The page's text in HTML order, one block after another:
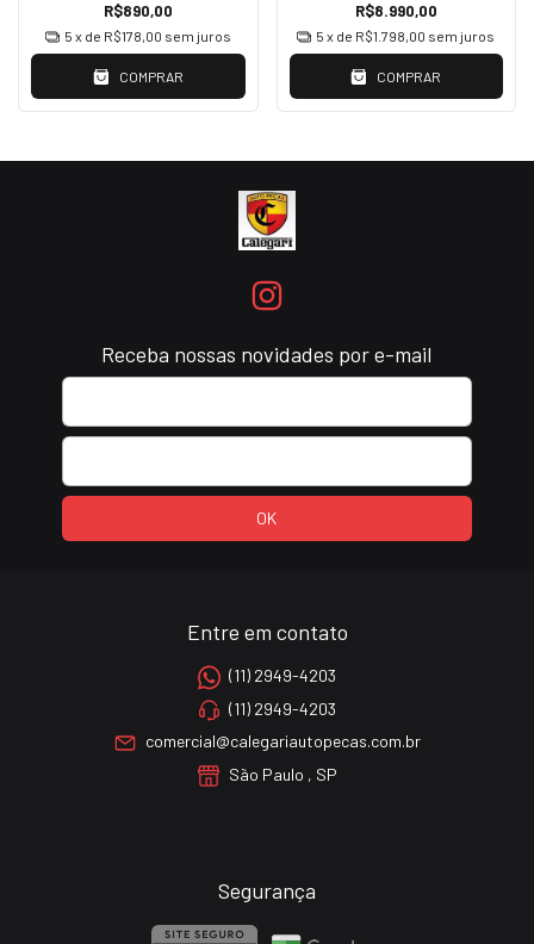
R$890,00
5 x de R$178,00 sem juros
COMPRAR
R$8.990,00
5 x de R$1.798,00 sem juros
COMPRAR
Receba nossas novidades por e-mail
Entre em contato
(11) 2949-4203
(11) 2949-4203
comercial@calegariautopecas.com.br
São Paulo , SP
Segurança